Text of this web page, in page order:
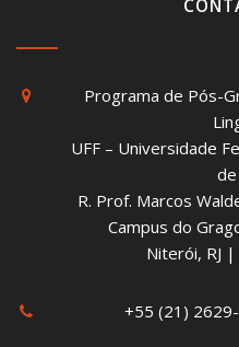
Programa de Pós-
UFF – Universidade
R. Prof. Marcos
Campus do
Niterói, RJ |
+55 (21)